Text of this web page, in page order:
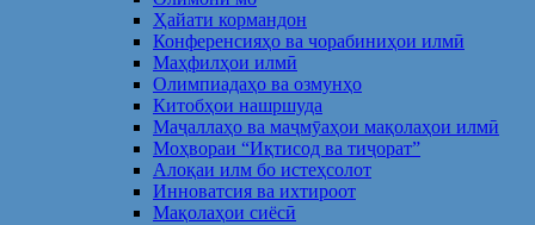
Ҳайати кормандон
Конференсияҳо ва чорабиниҳои илмӣ
Маҳфилҳои илмӣ
Олимпиадаҳо ва озмунҳо
Китобҳои нашршуда
Маҷаллаҳо ва маҷмӯаҳои мақолаҳои илмӣ
Моҳвораи “Иқтисод ва тиҷорат”
Алоқаи илм бо истеҳсолот
Инноватсия ва ихтироот
Мақолаҳои сиёсӣ